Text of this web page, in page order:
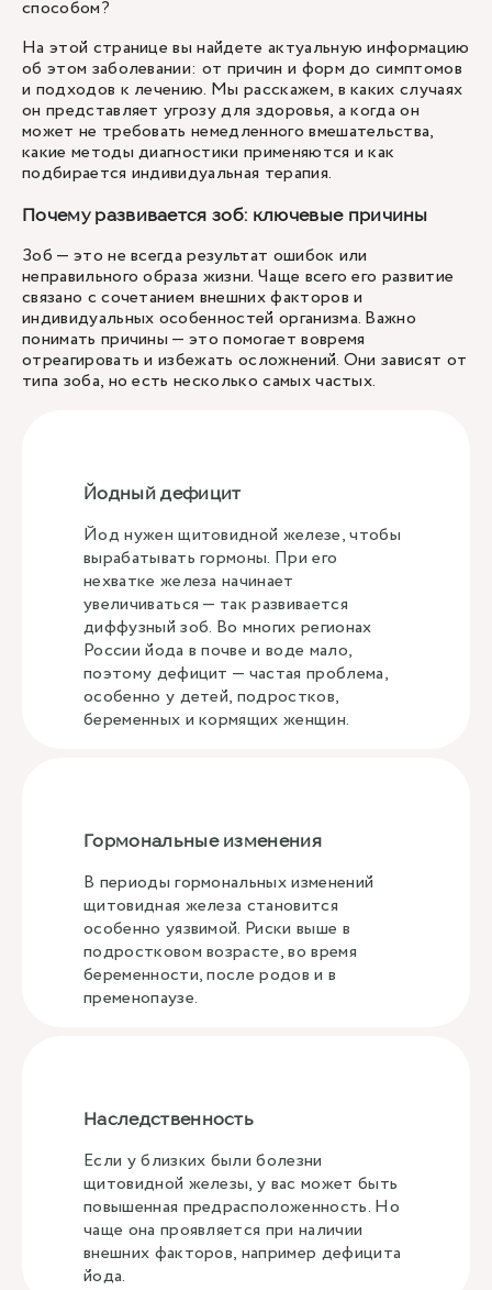
способом?
На этой странице вы найдете актуальную информацию
об этом заболевании: от причин и форм до симптомов
и подходов к лечению. Мы расскажем, в каких случаях
он представляет угрозу для здоровья, а когда он
может не требовать немедленного вмешательства,
какие методы диагностики применяются и как
подбирается индивидуальная терапия.
Почему развивается зоб: ключевые причины
Зоб — это не всегда результат ошибок или
неправильного образа жизни. Чаще всего его развитие
связано с сочетанием внешних факторов и
индивидуальных особенностей организма. Важно
понимать причины — это помогает вовремя
отреагировать и избежать осложнений. Они зависят от
типа зоба, но есть несколько самых частых.
Йодный дефицит
Йод нужен щитовидной железе, чтобы
вырабатывать гормоны. При его
нехватке железа начинает
увеличиваться — так развивается
диффузный зоб. Во многих регионах
России йода в почве и воде мало,
поэтому дефицит — частая проблема,
особенно у детей, подростков,
беременных и кормящих женщин.
Гормональные изменения
В периоды гормональных изменений
щитовидная железа становится
особенно уязвимой. Риски выше в
подростковом возрасте, во время
беременности, после родов и в
пременопаузе.
Наследственность
Если у близких были болезни
щитовидной железы, у вас может быть
повышенная предрасположенность. Но
чаще она проявляется при наличии
внешних факторов, например дефицита
йода.